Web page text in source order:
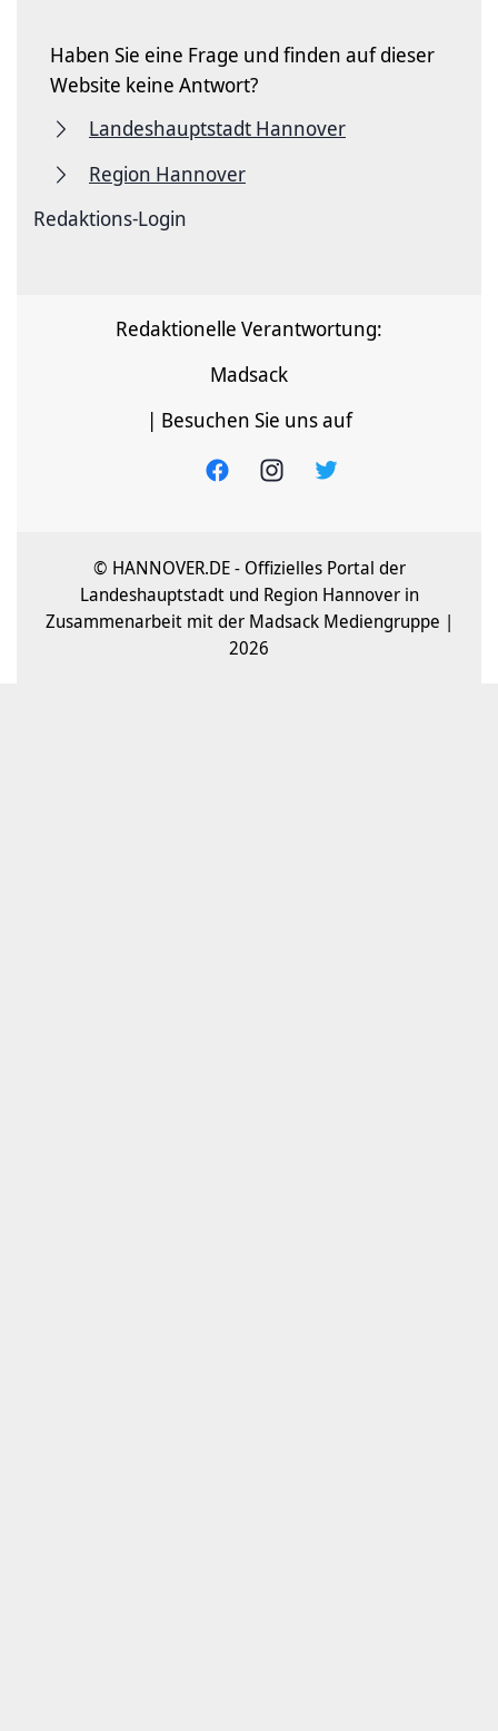
Haben Sie eine Frage und finden auf dieser
Website keine Antwort?
Landeshauptstadt Hannover
Region Hannover
Redaktions-Login
Redaktionelle Verantwortung:
Madsack
| Besuchen Sie uns auf
© HANNOVER.DE - Offizielles Portal der
Landeshauptstadt und Region Hannover in
Zusammenarbeit mit der Madsack Mediengruppe |
2026